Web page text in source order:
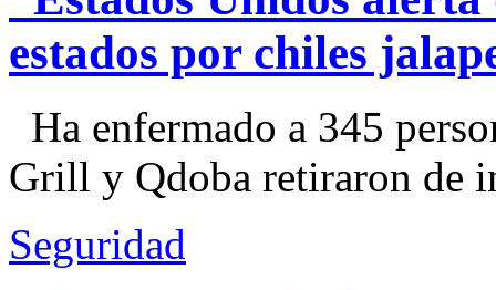
estados por chiles
Ha enfermado a 345
Grill y Qdoba retiraron de
Seguridad